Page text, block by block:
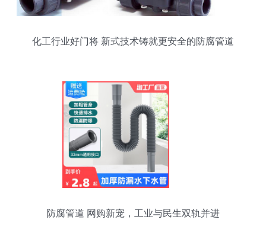
化工行业好门将 新式技术铸就更安全的防腐管道
防腐管道 网购新宠，工业与民生双轨并进